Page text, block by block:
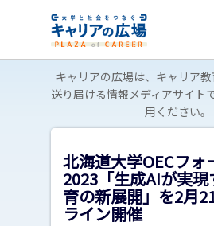
キャリアの広場は、キャリア
送り届ける情報メディアサイト
用ください。
北海道大学OECフォ
2023「生成AIが実
育の新展開」を2月
ライン開催